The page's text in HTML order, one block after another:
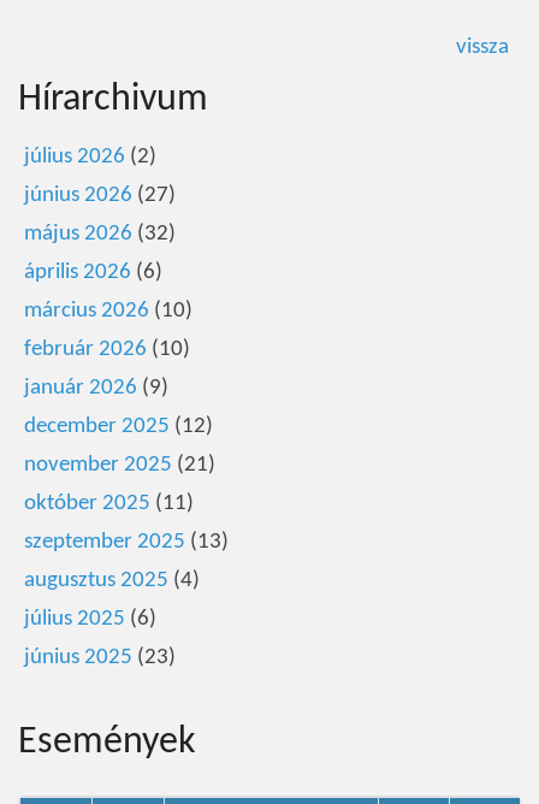
vissza
Hírarchivum
július 2026 (2)
június 2026 (27)
május 2026 (32)
április 2026 (6)
március 2026 (10)
február 2026 (10)
január 2026 (9)
december 2025 (12)
november 2025 (21)
október 2025 (11)
szeptember 2025 (13)
augusztus 2025 (4)
július 2025 (6)
június 2025 (23)
Események